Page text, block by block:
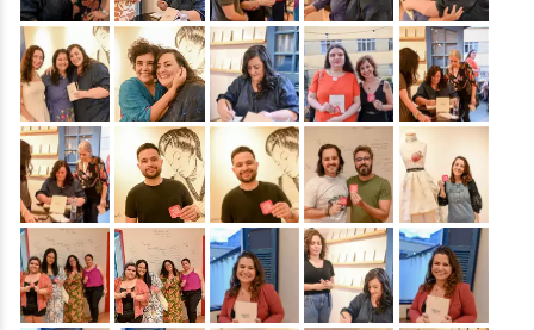
&nbsp; &nbsp; &nbsp; &nbsp; &nbsp;
&nbsp; &nbsp; &nbsp; &nbsp; &nbsp;
&nbsp; &nbsp; &nbsp; &nbsp; &nbsp;